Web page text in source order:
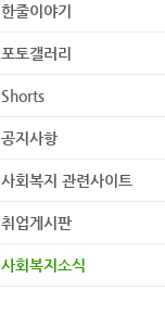
한줄이야기
포토갤러리
Shorts
공지사항
사회복지 관련사이트
취업게시판
사회복지소식